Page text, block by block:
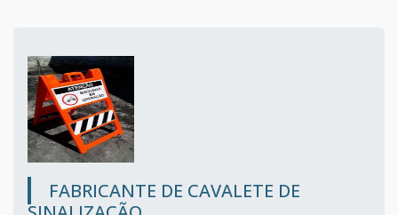
FABRICANTE DE CAVALETE DE